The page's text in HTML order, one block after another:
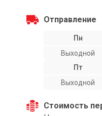
Отправление
Пн
Выходной
Пт
Выходной
Стоимость